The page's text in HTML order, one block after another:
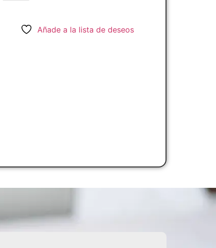
Añade a la lista de deseos